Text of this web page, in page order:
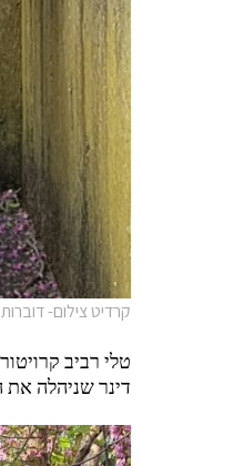
קרדיט צילום-
טלי רביב
דינר שניהלה